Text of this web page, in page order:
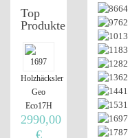
Top
Produkte
Holzhäcksler
Geo
Eco17H
2990,00
€